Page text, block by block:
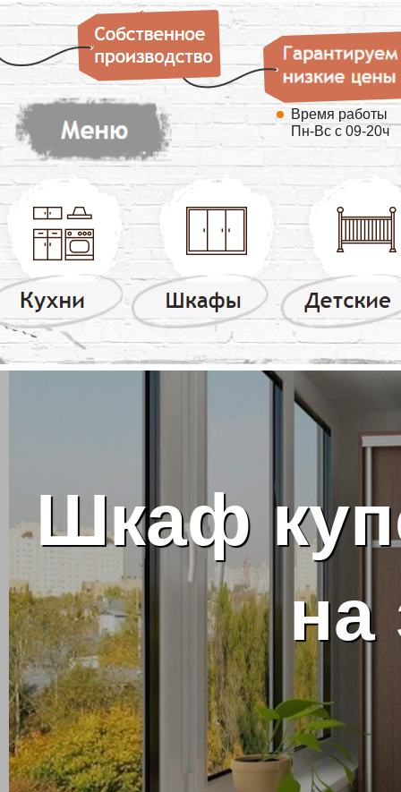
Шкаф
на
Время работы
Пн-Вс с 09-20ч